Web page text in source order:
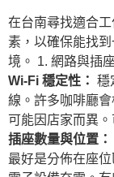
在台南尋找適合
素，以確保能找
境。 1. 網路與插
Wi-Fi 穩定性： 穩
線。許多咖啡廳
可能因店家而異
插座數量與位置：
最好是分佈在座